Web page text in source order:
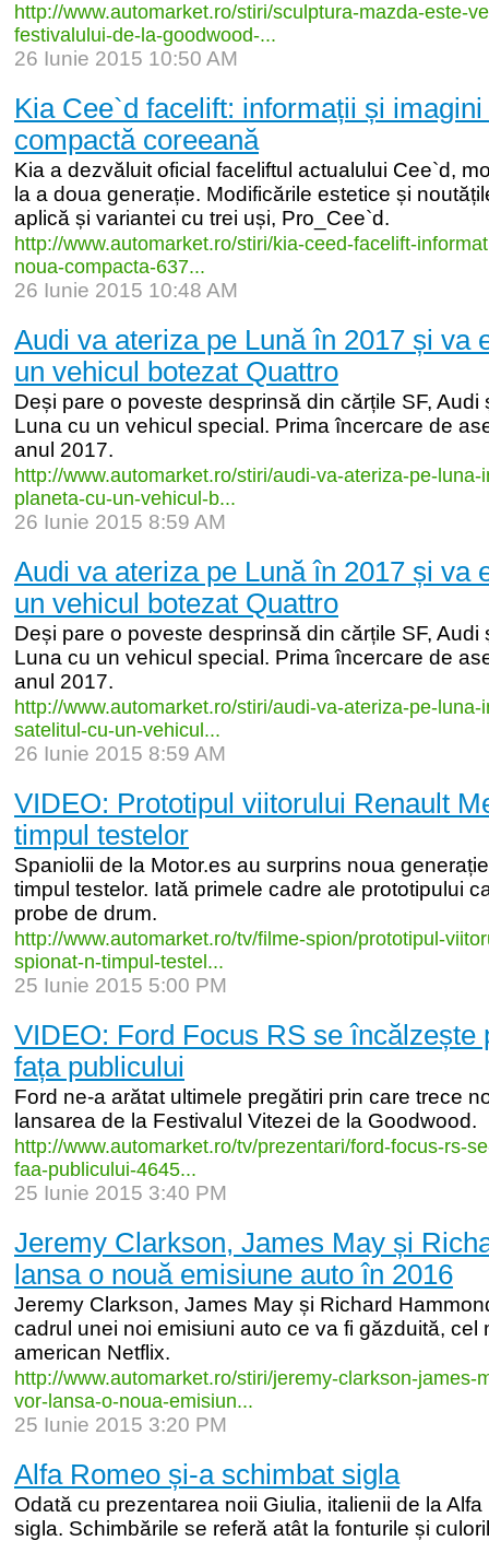
http://www.automarket.ro/stiri/sculptura-mazda-este-
festivalului-de- la-goodwood-...
26 Iunie 2015 10:50 AM
Kia Cee`d facelift: informații și
compactă coreeană
Kia a dezvăluit oficial faceliftul actualului Cee`d,
la a doua generație. Modificările estetice și
aplică și variantei cu trei uși, Pro_Cee`d.
http://www.automarket.ro/stiri/kia-ceed-facelift-
noua-compacta-637...
26 Iunie 2015 10:48 AM
Audi va ateriza pe Lună în 2017 și va
un vehicul botezat Quattro
Deși pare o poveste desprinsă din cărțile SF,
Luna cu un vehicul special. Prima încercare de
anul 2017.
http://www.automarket.ro/stiri/audi-va-ateriza-pe- luna-
planeta-cu-un-vehicul-b...
26 Iunie 2015 8:59 AM
Audi va ateriza pe Lună în 2017 și va
un vehicul botezat Quattro
Deși pare o poveste desprinsă din cărțile SF,
Luna cu un vehicul special. Prima încercare de
anul 2017.
http://www.automarket.ro/stiri/audi-va-ateriza-pe- luna-
satelitul-cu-un-vehicul...
26 Iunie 2015 8:59 AM
VIDEO: Prototipul viitorului Renault
timpul testelor
Spaniolii de la Motor.es au surprins noua
timpul testelor. Iată primele cadre ale prototipului
probe de drum.
http://www.automarket.ro/tv/filme-spion/prototipul-
spionat-n-timpul-testel...
25 Iunie 2015 5:00 PM
VIDEO: Ford Focus RS se încălzește
fața publicului
Ford ne-a arătat ultimele pregătiri prin care trece
lansarea de la Festivalul Vitezei de la Goodwood.
http://www.automarket.ro/tv/prezentari/ford-focus-rs-
faa-publicului-4645...
25 Iunie 2015 3:40 PM
Jeremy Clarkson, James May și
lansa o nouă emisiune auto în 2016
Jeremy Clarkson, James May și Richard
cadrul unei noi emisiuni auto ce va fi găzduită, cel
american Netflix.
http://www.automarket.ro/stiri/jeremy-clarkson-james-
vor- lansa-o-noua-emisiun...
25 Iunie 2015 3:20 PM
Alfa Romeo și-a schimbat sigla
Odată cu prezentarea noii Giulia, italienii de la
sigla. Schimbările se referă atât la fonturile și